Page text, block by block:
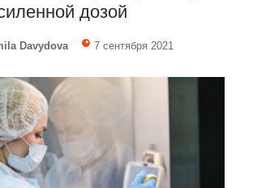
дозой
Davydova 7 сентября 2021